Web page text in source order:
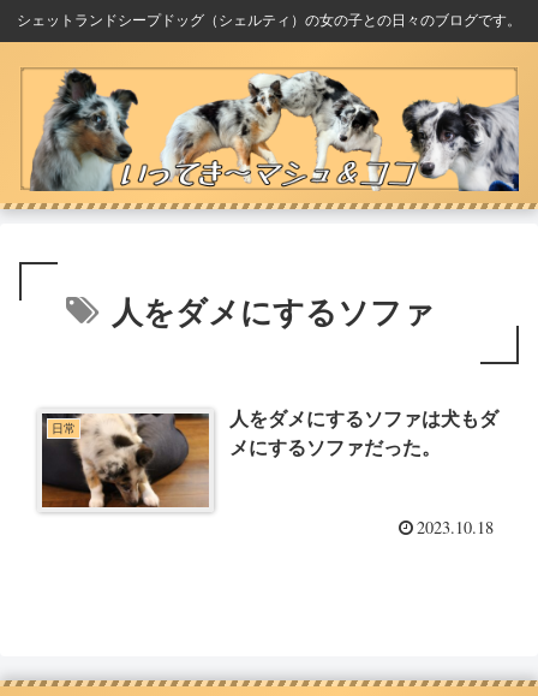
シェットランドシープドッグ（シェルティ）の女の子との日々のブログです。
人をダメにするソファ
日常
人をダメにするソファは犬もダ
メにするソファだった。
2023.10.18